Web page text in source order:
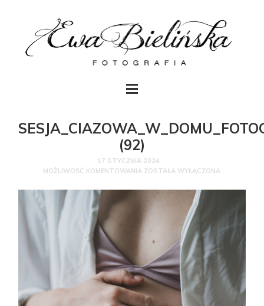
(92)
17 STYCZNIA 2024
MOŻLIWOŚĆ KOMENTOWANIA ZOSTAŁA WYŁĄCZONA